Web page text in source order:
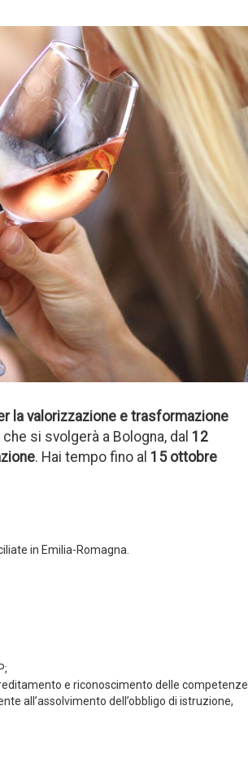
la valorizzazione e trasformazione
che si svolgerà a Bologna, dal 12
. Hai tempo fino al 15 ottobre
in Emilia-Romagna.
e riconoscimento delle competenze
all’assolvimento dell’obbligo di istruzione,